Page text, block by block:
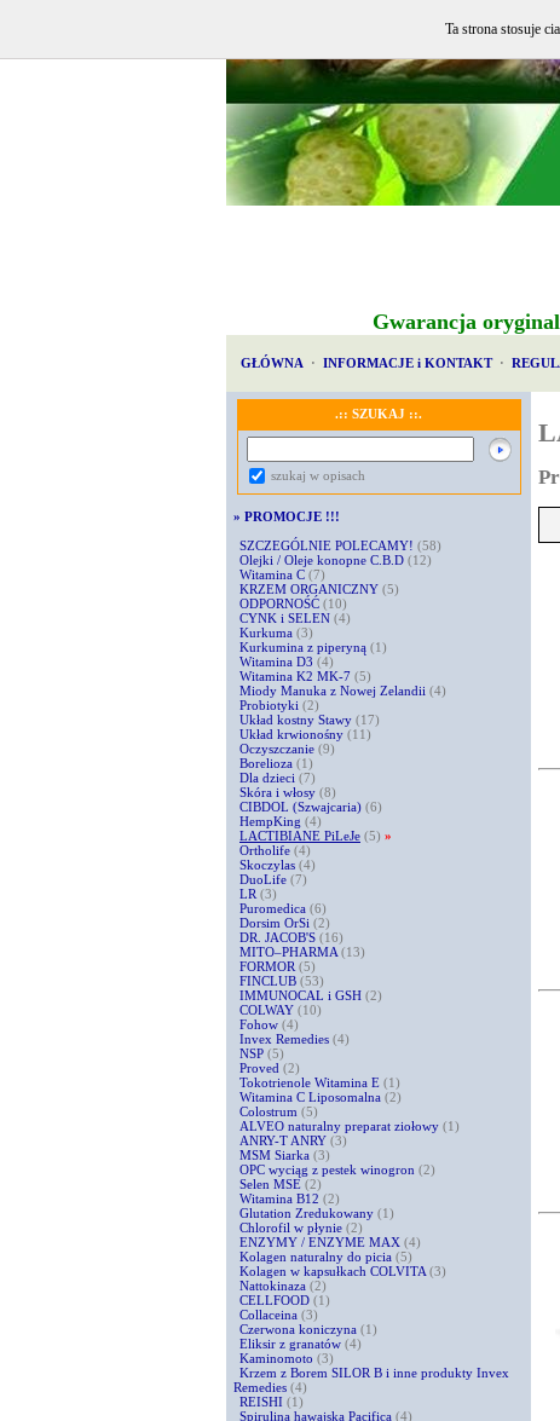
Gwarancja
GŁÓWNA · INFORMACJE i KONTAKT ·
.:: SZUKAJ ::.
szukaj w opisach
» PROMOCJE !!!
SZCZEGÓLNIE POLECAMY! (58)
Olejki / Oleje konopne C.B.D (12)
Witamina C (7)
KRZEM ORGANICZNY (5)
ODPORNOŚĆ (10)
CYNK i SELEN (4)
Kurkuma (3)
Kurkumina z piperyną (1)
Witamina D3 (4)
Witamina K2 MK-7 (5)
Miody Manuka z Nowej Zelandii (4)
Probiotyki (2)
Układ kostny Stawy (17)
Układ krwionośny (11)
Oczyszczanie (9)
Borelioza (1)
Dla dzieci (7)
Skóra i włosy (8)
CIBDOL (Szwajcaria) (6)
HempKing (4)
LACTIBIANE PiLeJe (5) »
Ortholife (4)
Skoczylas (4)
DuoLife (7)
LR (3)
Puromedica (6)
Dorsim OrSi (2)
DR. JACOB'S (16)
MITO–PHARMA (13)
FORMOR (5)
FINCLUB (53)
IMMUNOCAL i GSH (2)
COLWAY (10)
Fohow (4)
Invex Remedies (4)
NSP (5)
Proved (2)
Tokotrienole Witamina E (1)
Witamina C Liposomalna (2)
Colostrum (5)
ALVEO naturalny preparat ziołowy (1)
ANRY-T ANRY (3)
MSM Siarka (3)
OPC wyciąg z pestek winogron (2)
Selen MSE (2)
Witamina B12 (2)
Glutation Zredukowany (1)
Chlorofil w płynie (2)
ENZYMY / ENZYME MAX (4)
Kolagen naturalny do picia (5)
Kolagen w kapsułkach COLVITA (3)
Nattokinaza (2)
CELLFOOD (1)
Collaceina (3)
Czerwona koniczyna (1)
Eliksir z granatów (4)
Kaminomoto (3)
Krzem z Borem SILOR B i inne produkty Invex
Remedies (4)
REISHI (1)
Spirulina hawajska Pacifica (4)
Ta strona stosuje